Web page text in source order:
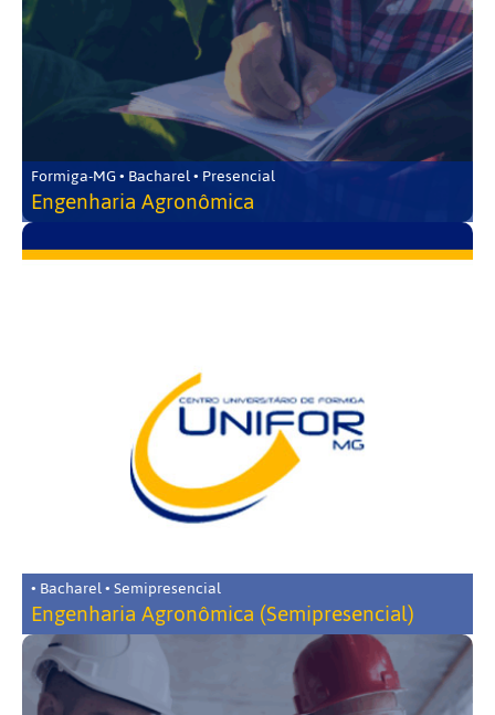
Formiga-MG • Bacharel • Presencial
Engenharia Agronômica
• Bacharel • Semipresencial
Engenharia Agronômica (Semipresencial)